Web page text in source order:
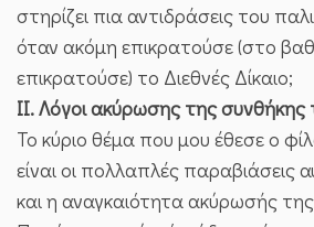
στηρίζει πια αντιδράσεις του
όταν ακόμη επικρατούσε (στο
επικρατούσε) το Διεθνές Δίκαιο;
ΙΙ. Λόγοι ακύρωσης της
Το κύριο θέμα που μου έθεσε ο
είναι οι πολλαπλές παραβιάσεις
και η αναγκαιότητα ακύρωσής